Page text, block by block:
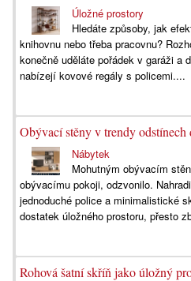
Úložné prostory
Hledáte způsoby, jak
knihovnu nebo třeba pracovnu?
konečně uděláte pořádek v garáži a
nabízejí kovové regály s policemi....
Obývací stěny v trendy
Nábytek
Mohutným obývacím
obývacímu pokoji, odzvonilo.
jednoduché police a minimalistické
dostatek úložného prostoru, přesto
Rohová šatní skříň jako úložný